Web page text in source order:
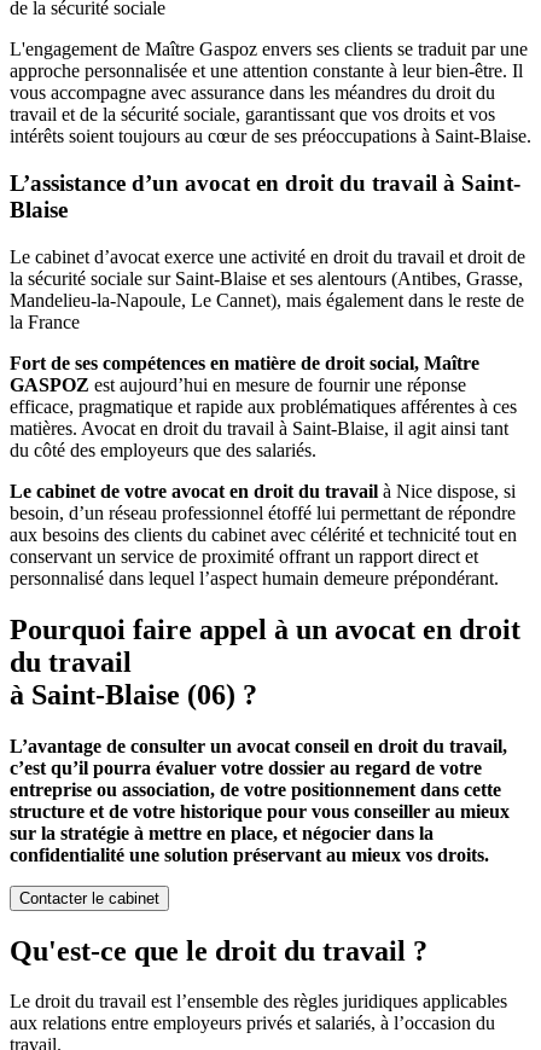
de la sécurité sociale
L'engagement de Maître Gaspoz envers ses clients se traduit par une
approche personnalisée et une attention constante à leur bien-être. Il
vous accompagne avec assurance dans les méandres du droit du
travail et de la sécurité sociale, garantissant que vos droits et vos
intérêts soient toujours au cœur de ses préoccupations à Saint-Blaise.
L’assistance d’un avocat en droit du travail à Saint-
Blaise
Le cabinet d’avocat exerce une activité en droit du travail et droit de
la sécurité sociale sur Saint-Blaise et ses alentours (Antibes, Grasse,
Mandelieu-la-Napoule, Le Cannet), mais également dans le reste de
la France
Fort de ses compétences en matière de droit social, Maître
GASPOZ est aujourd’hui en mesure de fournir une réponse
efficace, pragmatique et rapide aux problématiques afférentes à ces
matières. Avocat en droit du travail à Saint-Blaise, il agit ainsi tant
du côté des employeurs que des salariés.
Le cabinet de votre avocat en droit du travail à Nice dispose, si
besoin, d’un réseau professionnel étoffé lui permettant de répondre
aux besoins des clients du cabinet avec célérité et technicité tout en
conservant un service de proximité offrant un rapport direct et
personnalisé dans lequel l’aspect humain demeure prépondérant.
Pourquoi faire appel à un avocat en droit
du travail
à Saint-Blaise (06) ?
L’avantage de consulter un avocat conseil en droit du travail,
c’est qu’il pourra évaluer votre dossier au regard de votre
entreprise ou association, de votre positionnement dans cette
structure et de votre historique pour vous conseiller au mieux
sur la stratégie à mettre en place, et négocier dans la
confidentialité une solution préservant au mieux vos droits.
Contacter le cabinet
Qu'est-ce que le droit du travail ?
Le droit du travail est l’ensemble des règles juridiques applicables
aux relations entre employeurs privés et salariés, à l’occasion du
travail.